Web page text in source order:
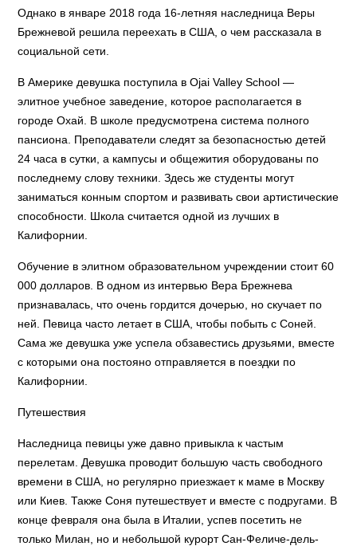
Однако в январе 2018 года 16-летняя наследница Веры
Брежневой решила переехать в США, о чем рассказала в
социальной сети.
В Америке девушка поступила в Ojai Valley School —
элитное учебное заведение, которое располагается в
городе Охай. В школе предусмотрена система полного
пансиона. Преподаватели следят за безопасностью детей
24 часа в сутки, а кампусы и общежития оборудованы по
последнему слову техники. Здесь же студенты могут
заниматься конным спортом и развивать свои артистические
способности. Школа считается одной из лучших в
Калифорнии.
Обучение в элитном образовательном учреждении стоит 60
000 долларов. В одном из интервью Вера Брежнева
признавалась, что очень гордится дочерью, но скучает по
ней. Певица часто летает в США, чтобы побыть с Соней.
Сама же девушка уже успела обзавестись друзьями, вместе
с которыми она постояно отправляется в поездки по
Калифорнии.
Путешествия
Наследница певицы уже давно привыкла к частым
перелетам. Девушка проводит большую часть свободного
времени в США, но регулярно приезжает к маме в Москву
или Киев. Также Соня путешествует и вместе с подругами. В
конце февраля она была в Италии, успев посетить не
только Милан, но и небольшой курорт Сан-Феличе-дель-